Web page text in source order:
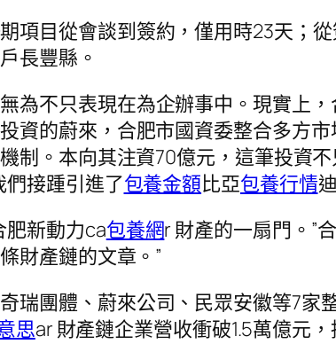
項目從會談到簽約，僅用時23天；
長豐縣。
為不只表現在為企辦事中。現實上
資的蔚來，合肥市國資委整合多方
制。本向其注資70億元，這筆投資
們接踵引進了包養金額比亞包養行情
肥新動力ca包養網r 財產的一扇門。”
財產鏈的文章。”
瑞團體、蔚來公司、民眾安徽等7
思ar 財產鏈企業營收衝破1.5萬億元